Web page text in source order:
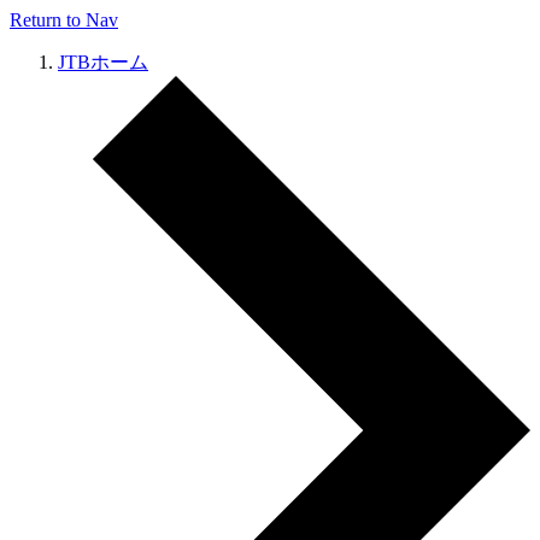
Return to Nav
JTBホーム